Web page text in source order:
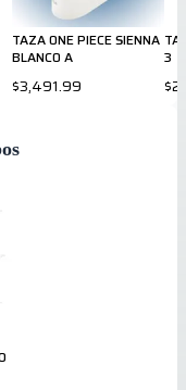
TAZA ONE PIECE SIENNA
BLANCO A
$3,491.99
3